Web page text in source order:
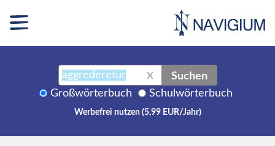
X Suchen
Großwörterbuch Schulwörterbuch
Werbefrei nutzen (5,99 EUR/Jahr)